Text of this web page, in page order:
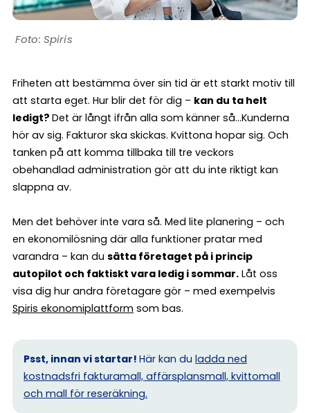
Spiris
Friheten att bestämma över sin tid är ett starkt motiv till
att starta eget. Hur blir det för dig – kan du ta helt
ledigt? Det är långt ifrån alla som känner så…Kunderna
hör av sig. Fakturor ska skickas. Kvittona hopar sig. Och
tanken på att komma tillbaka till tre veckors
obehandlad administration gör att du inte riktigt kan
slappna av.
Men det behöver inte vara så. Med lite planering – och
en ekonomilösning där alla funktioner pratar med
varandra – kan du sätta företaget på i princip
autopilot och faktiskt vara ledig i sommar. Låt oss
visa dig hur andra företagare gör – med exempelvis
Spiris ekonomiplattform som bas.
Psst, innan vi startar! Här kan du ladda ned
kostnadsfri fakturamall, affärsplansmall, kvittomall
och mall för reseräkning.